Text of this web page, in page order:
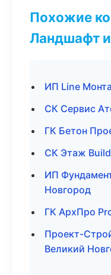
Похожие
Ландшафт и
ИП Line
СК Сервис
ГК Бетон
СК Этаж
ИП
Новгород
ГК АрхПро
Проект-
Великий